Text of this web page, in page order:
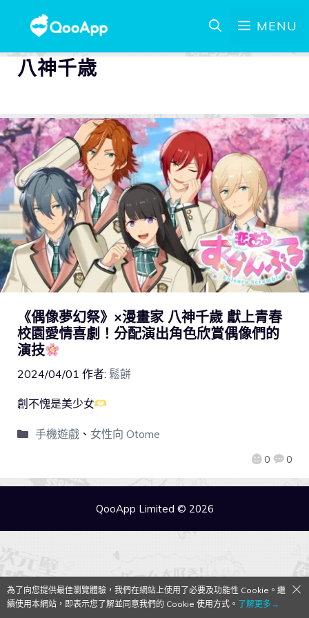
MENU
八神千歳
《偶像夢幻祭》×漫畫家 八神千歲 獻上青春
校園愛情喜劇！分配演出角色欣賞偶像們的
演技
2024/04/01 作者: 鬆餅
0 0
創不愧是美少女
手機遊戲、 女性向 Otome
QooApp Limited © 2026
為了向您提供最佳瀏覽體驗，我們在網站上使用了必要及功能性 Cookie。繼
續使用本網站，即表示您了解並同意我們的 Cookie 使用方式。 了解更多→